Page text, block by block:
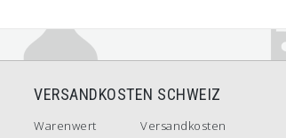
VERSANDKOSTEN SCHWEIZ
Warenwert
Versandkosten